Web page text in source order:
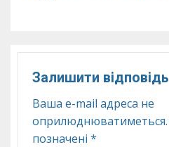
Залишити відповідь
Ваша e-mail адреса не
оприлюднюватиметься.
позначені *